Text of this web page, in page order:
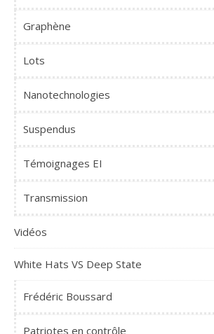
Graphène
Lots
Nanotechnologies
Suspendus
Témoignages EI
Transmission
Vidéos
White Hats VS Deep State
Frédéric Boussard
Patriotes en contrôle